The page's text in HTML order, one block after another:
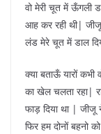
वो मेरी चूत में
आह कर रही थी| जीजू
लंड मेरे चूत में डाल
क्या बताऊँ यारों कभी
का खेल चलता रहा|
फाड़ दिया था | जीजू
फिर हम दोनों बहनो